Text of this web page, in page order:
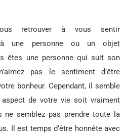
retrouver à vous sentir
à une personne ou un objet
êtes une personne qui suit son
pas le sentiment d’être
bonheur. Cependant, il semble
de votre vie soit vraiment
ne semblez pas prendre toute la
Il est temps d’être honnête avec